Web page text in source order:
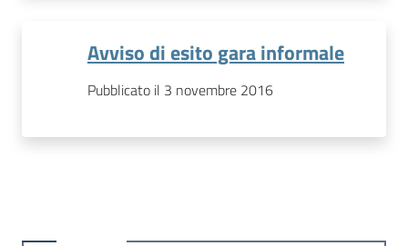
Avviso di esito gara informale
Pubblicato il 3 novembre 2016